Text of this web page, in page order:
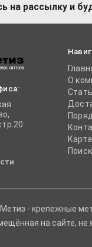
на рассылку и
О
Поиск
- крепежные
на сайте, не